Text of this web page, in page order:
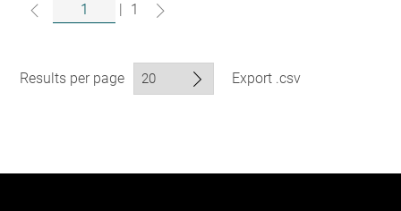
1
Results per page Export .csv